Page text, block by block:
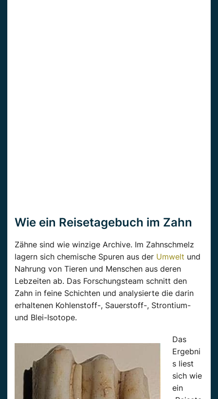
Wie ein Reisetagebuch im Zahn
Zähne sind wie winzige Archive. Im Zahnschmelz
lagern sich chemische Spuren aus der Umwelt und
Nahrung von Tieren und Menschen aus deren
Lebzeiten ab. Das Forschungsteam schnitt den
Zahn in feine Schichten und analysierte die darin
erhaltenen Kohlenstoff-, Sauerstoff-, Strontium-
und Blei-Isotope.
Das
Ergebni
s liest
sich wie
ein